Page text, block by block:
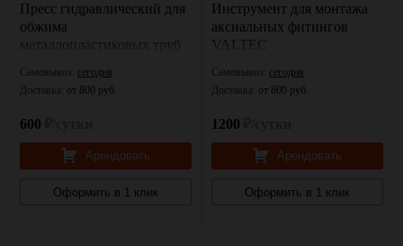
Пресс гидравлический для
обжима
металлопластиковых труб
Манкупер
Самовывоз: сегодня
Доставка: от 800 руб.
600
Арендовать
Оформить в 1 клик
Инструмент для монтажа
аксиальных фитингов
VALTEC
Самовывоз: сегодня
Доставка: от 800 руб.
1200
Арендовать
Оформить в 1 клик